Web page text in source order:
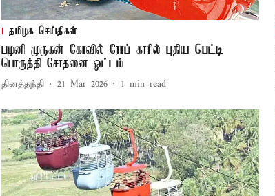
தமிழக செய்திகள்
பழனி முருகன் கோவில் ரோப் காரில் புதிய பெட்டி
பொருத்தி சோதனை ஓட்டம்
தினத்தந்தி 21 Mar 2026 1 min read